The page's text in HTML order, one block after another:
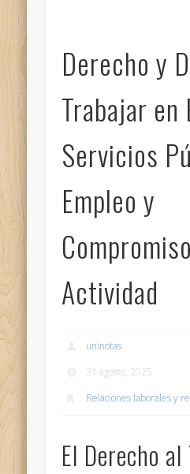
Derecho y
Trabajar en
Servicios
Empleo y
Actividad
uninotas
31 agosto, 2025
Relaciones laborales y
El Derecho